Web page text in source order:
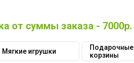
от суммы заказа - 7000р.
Мягкие игрушки
Подарочные
корзины